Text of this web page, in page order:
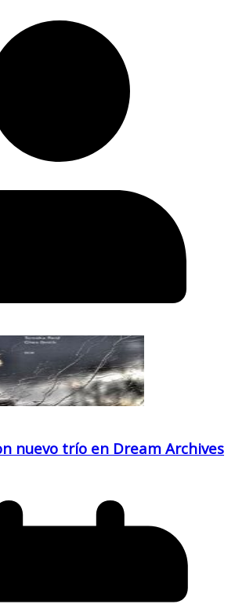
nuevo trío en Dream Archives